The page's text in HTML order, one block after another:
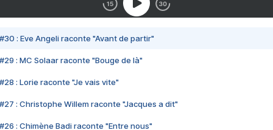
#30 : Eve Angeli raconte "Avant de partir"
#29 : MC Solaar raconte "Bouge de là"
#28 : Lorie raconte "Je vais vite"
#27 : Christophe Willem raconte "Jacques a dit"
#26 : Chimène Badi raconte "Entre nous"